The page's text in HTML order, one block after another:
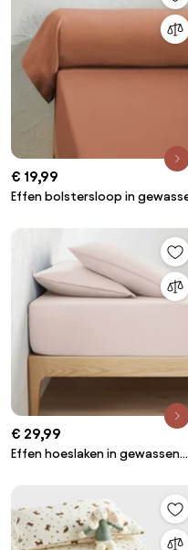
€ 19,99
Effen bolstersloop in
€ 29,99
Effen hoeslaken in gewassen